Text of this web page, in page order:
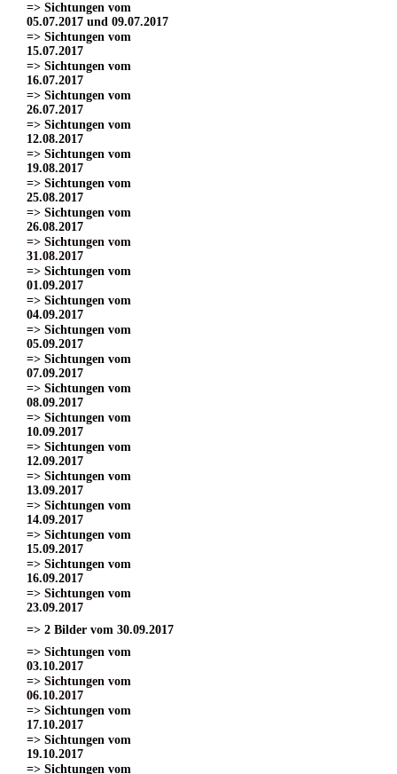
=> Sichtungen vom
05.07.2017 und 09.07.2017
=> Sichtungen vom
15.07.2017
=> Sichtungen vom
16.07.2017
=> Sichtungen vom
26.07.2017
=> Sichtungen vom
12.08.2017
=> Sichtungen vom
19.08.2017
=> Sichtungen vom
25.08.2017
=> Sichtungen vom
26.08.2017
=> Sichtungen vom
31.08.2017
=> Sichtungen vom
01.09.2017
=> Sichtungen vom
04.09.2017
=> Sichtungen vom
05.09.2017
=> Sichtungen vom
07.09.2017
=> Sichtungen vom
08.09.2017
=> Sichtungen vom
10.09.2017
=> Sichtungen vom
12.09.2017
=> Sichtungen vom
13.09.2017
=> Sichtungen vom
14.09.2017
=> Sichtungen vom
15.09.2017
=> Sichtungen vom
16.09.2017
=> Sichtungen vom
23.09.2017
=> 2 Bilder vom 30.09.2017
=> Sichtungen vom
03.10.2017
=> Sichtungen vom
06.10.2017
=> Sichtungen vom
17.10.2017
=> Sichtungen vom
19.10.2017
=> Sichtungen vom